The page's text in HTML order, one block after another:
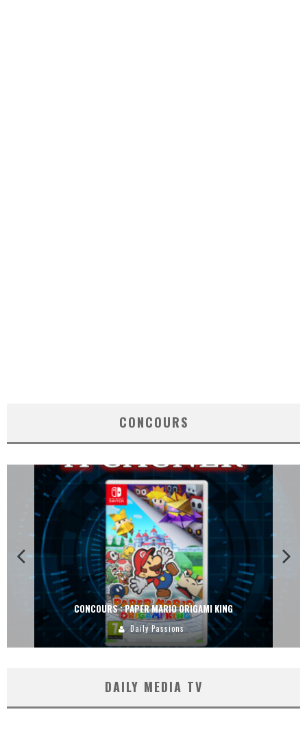
CONCOURS
CONCOURS : PAPER MARIO ORIGAMI KING
Daily Passions
DAILY MEDIA TV